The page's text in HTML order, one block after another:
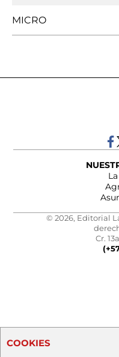
MICRO
© 2026, Editorial
Cr.
COOKIES